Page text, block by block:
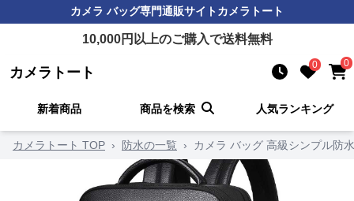
カメラ バッグ専門通販サイトカメラトート
10,000円以上のご購入で送料無料
カメラトート 0 0
新着商品 商品を検索 人気ランキング
カメラトート TOP › 防水の一覧 › カメラ バッグ 高級シンプル防